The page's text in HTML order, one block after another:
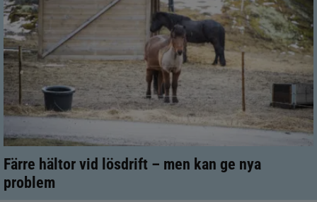
Färre hältor vid lösdrift – men kan ge nya
problem